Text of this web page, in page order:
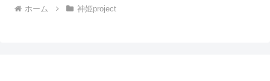
ホーム 神姫project